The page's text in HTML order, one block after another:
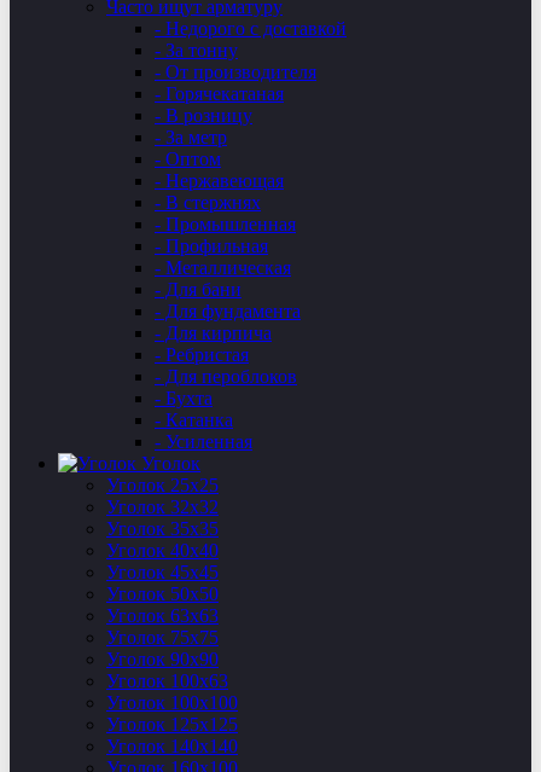
Часто ищут арматуру
- Недорого с доставкой
- За тонну
- От производителя
- Горячекатаная
- В розницу
- За метр
- Оптом
- Нержавеющая
- В стержнях
- Промышленная
- Профильная
- Металлическая
- Для бани
- Для фундамента
- Для кирпича
- Ребристая
- Для пероблоков
- Бухта
- Катанка
- Усиленная
Уголок
Уголок 25х25
Уголок 32х32
Уголок 35х35
Уголок 40х40
Уголок 45х45
Уголок 50х50
Уголок 63х63
Уголок 75х75
Уголок 90х90
Уголок 100х63
Уголок 100х100
Уголок 125х125
Уголок 140х140
Уголок 160х100